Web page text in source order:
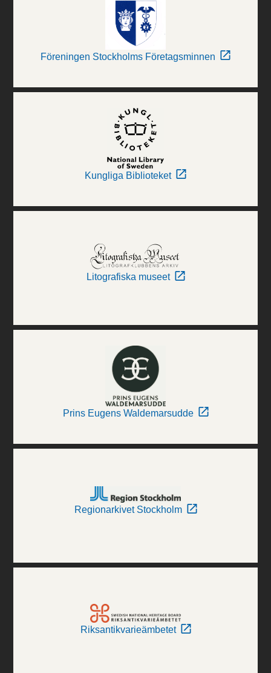
Föreningen Stockholms Företagsminnen
Kungliga Biblioteket
Litografiska museet
Prins Eugens Waldemarsudde
Regionarkivet Stockholm
Riksantikvarieämbetet